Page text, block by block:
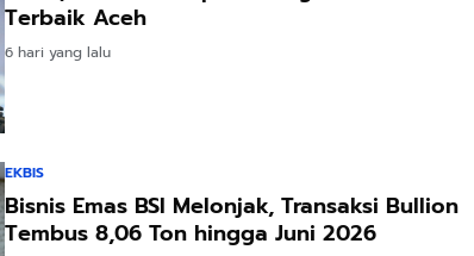
Terbaik Aceh
6 hari yang lalu
EKBIS
Bisnis Emas BSI Melonjak, Transaksi Bullion
Tembus 8,06 Ton hingga Juni 2026